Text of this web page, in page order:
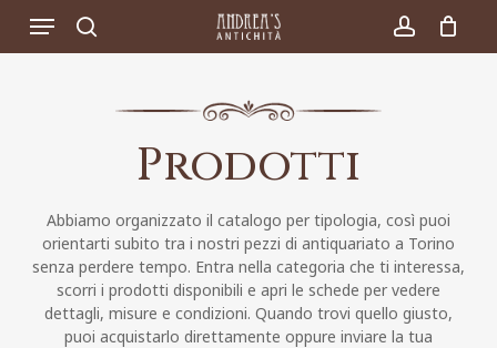
search account
Menu
Prodotti
Abbiamo organizzato il catalogo per tipologia, così puoi
orientarti subito tra i nostri pezzi di antiquariato a Torino
senza perdere tempo. Entra nella categoria che ti interessa,
scorri i prodotti disponibili e apri le schede per vedere
dettagli, misure e condizioni. Quando trovi quello giusto,
puoi acquistarlo direttamente oppure inviare la tua